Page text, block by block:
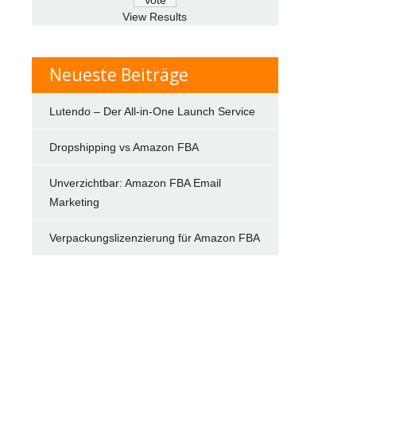
View Results
Neueste Beiträge
Lutendo – Der All-in-One Launch Service
Dropshipping vs Amazon FBA
Unverzichtbar: Amazon FBA Email
Marketing
Verpackungslizenzierung für Amazon FBA